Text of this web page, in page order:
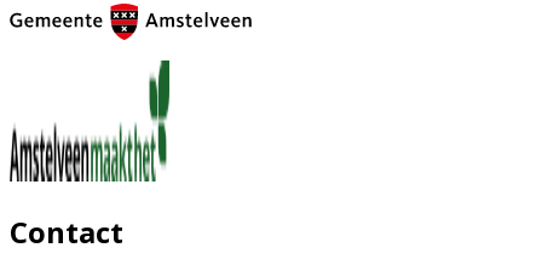
Contact